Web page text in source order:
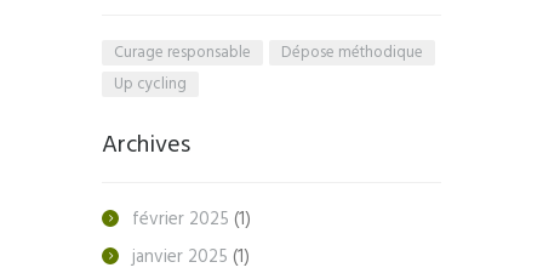
Curage responsable
Dépose méthodique
Up cycling
Archives
février 2025 (1)
janvier 2025 (1)